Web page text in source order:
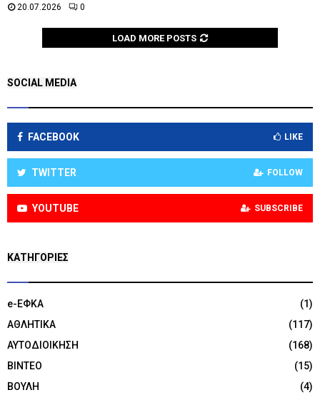
20.07.2026 0
LOAD MORE POSTS
SOCIAL MEDIA
FACEBOOK LIKE
TWITTER FOLLOW
YOUTUBE SUBSCRIBE
KΑΤΗΓΟΡΊΕΣ
e-ΕΦΚΑ
(1)
ΑΘΛΗΤΙΚΑ
(117)
ΑΥΤΟΔΙΟΙΚΗΣΗ
(168)
ΒΙΝΤΕΟ
(15)
ΒΟΥΛΗ
(4)